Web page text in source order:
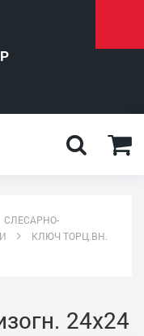
СЛЕСАРНО-
КЛЮЧ ТОРЦ.ВН.
24х24